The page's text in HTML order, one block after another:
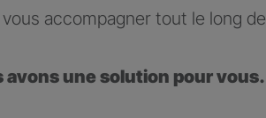
accompagner tout le long de
avons une solution pour vous.